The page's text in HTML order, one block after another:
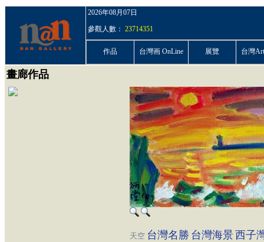
2026年08月07日
參觀人數： 23714351
作品 台灣画 OnLine 展覽 台灣
畫廊作品
天空 台灣名勝 台灣海景西子